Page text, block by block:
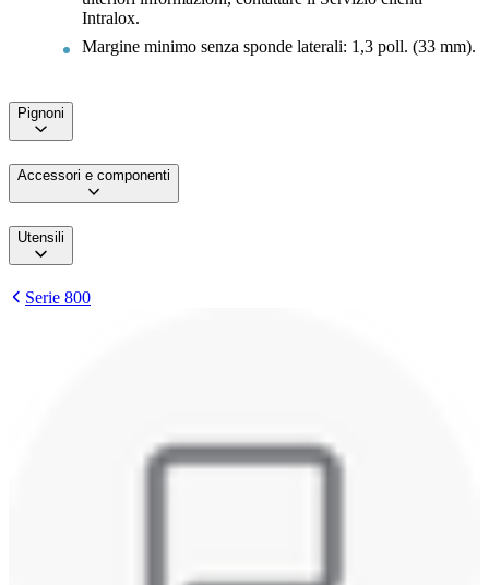
Intralox.
Margine minimo senza sponde laterali: 1,3 poll. (33 mm).
Pignoni
Accessori e componenti
Utensili
Serie 800